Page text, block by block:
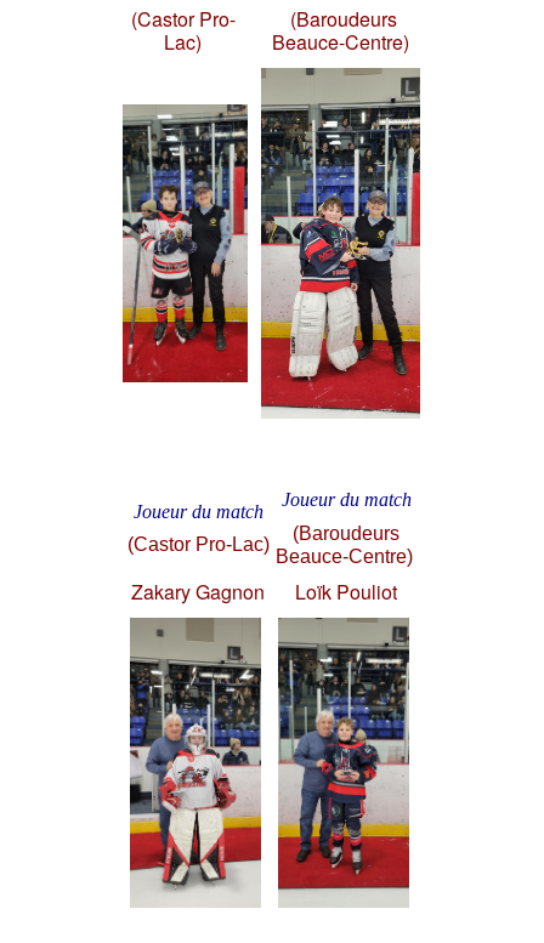
(Castor Pro-
Lac)
(Baroudeurs
Beauce-Centre)
Joueur du match
(Castor Pro-Lac)
Joueur du match
(Baroudeurs
Beauce-Centre)
Zakary Gagnon Loïk Pouliot